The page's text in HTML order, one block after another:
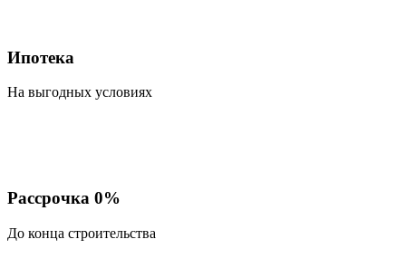
Ипотека
На выгодных условиях
Рассрочка 0%
До конца строительства